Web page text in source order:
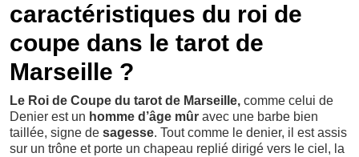
caractéristiques du roi de
coupe dans le tarot de
Marseille ?
Le Roi de Coupe du tarot de Marseille, comme celui de
Denier est un homme d’âge mûr avec une barbe bien
taillée, signe de sagesse. Tout comme le denier, il est assis
sur un trône et porte un chapeau replié dirigé vers le ciel, la